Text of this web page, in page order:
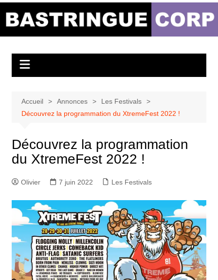
Bastringue Corp –
Musicales
Accueil Annonces
Les Festivals
Découvrez la programmation du XtremeFest 2022 !
Découvrez la programmation
du XtremeFest 2022 !
Olivier 7 juin 2022 Les Festivals